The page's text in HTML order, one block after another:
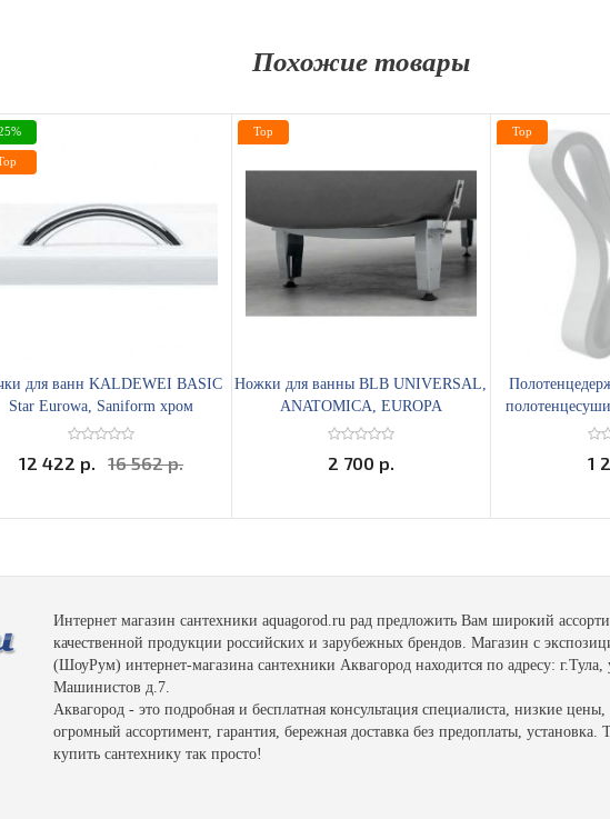
Похожие товары
для ванн KALDEWEI BASIC
Star Eurowa, Saniform хром
12 422 р. 16 562 р.
Ножки для ванны BLB UNIVERSAL,
ANATOMICA, EUROPA
2 700 р.
Top
1
Top
Интернет магазин сантехники aquagorod.ru рад предложить Вам широкий
качественной продукции российских и зарубежных брендов. Магазин с
(ШоуРум) интернет-магазина сантехники Аквагород находится по адресу: г.Тула,
Машинистов д.7.
Аквагород - это подробная и бесплатная консультация специалиста, низкие цены,
огромный ассортимент, гарантия, бережная доставка без предоплаты, установка.
купить сантехнику так просто!